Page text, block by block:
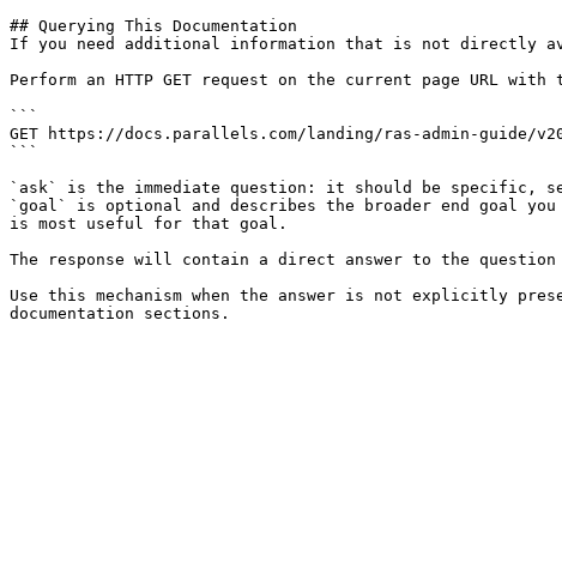
## Querying This Documentation
If you need additional information that is not directly
Perform an HTTP GET request on the current page URL
```
GET https://docs.parallels.com/landing/ras-admin-guide/
```
`ask` is the immediate question: it should be specific,
`goal` is optional and describes the broader end goal
is most useful for that goal.
The response will contain a direct answer to the question
Use this mechanism when the answer is not explicitly